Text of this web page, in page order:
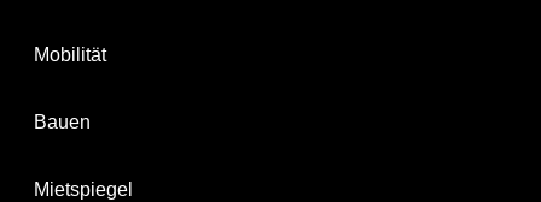
Mobilität
Bauen
Mietspiegel